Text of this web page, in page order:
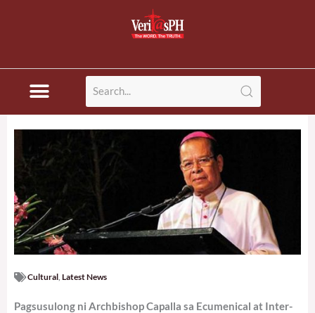
Cultural Latest News
Pagsusulong ni Archbishop Capalla sa Ecumenical at Inter-